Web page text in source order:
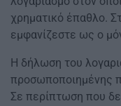
χρηματικό έπαθλο.
εμφανίζεστε ως ο
Η δήλωση του
προσωποποιημένης
Σε περίπτωση που